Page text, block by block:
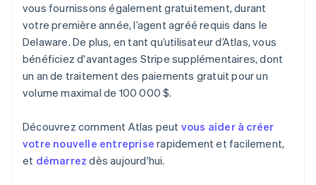
vous fournissons également gratuitement, durant
votre première année, l’agent agréé requis dans le
Delaware. De plus, en tant qu’utilisateur d’Atlas, vous
bénéficiez d'avantages Stripe supplémentaires, dont
un an de traitement des paiements gratuit pour un
volume maximal de 100 000 $.
Découvrez comment Atlas peut vous aider à créer
votre nouvelle entreprise rapidement et facilement,
et démarrez dès aujourd'hui.